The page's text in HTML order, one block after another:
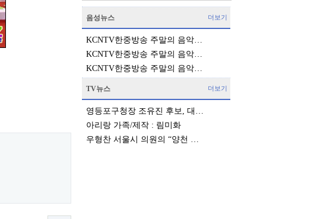
음성뉴스
KCNTV한중방송 주말의 음악…
KCNTV한중방송 주말의 음악…
KCNTV한중방송 주말의 음악…
더보기
TV뉴스
영등포구청장 조유진 후보, 대…
아리랑 가족/제작 : 림미화
우형찬 서울시 의원의 “양천 …
더보기